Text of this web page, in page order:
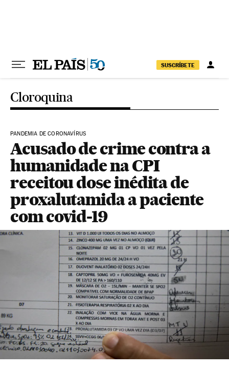
SUSCRÍBETE
Cloroquina
PANDEMIA DE CORONAVÍRUS
Acusado de crime contra a
humanidade na CPI
receitou dose inédita de
proxalutamida a paciente
com covid-19